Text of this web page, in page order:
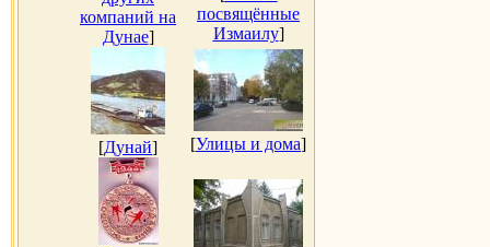
компаний на
Дунае]
посвящённые
Измаилу]
[Дунай] [Улицы и дома]